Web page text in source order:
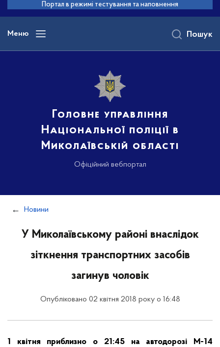
основного
вмісту
Портал в режимі тестування та наповнення
Меню
Головне управління
Національної поліції в
Миколаївській області
Офіційний вебпортал
Пошук
Новини
У Миколаївському районі внаслідок
зіткнення транспортних засобів
загинув чоловік
Опубліковано 02 квітня 2018 року о 16:48
1 квітня приблизно о 21:45 на автодорозі М-14